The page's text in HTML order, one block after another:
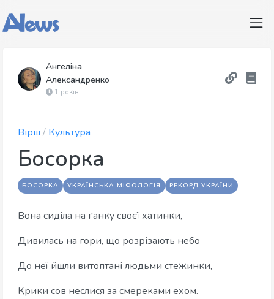
Ангеліна
Александренко
1 років
Вірш / Культура
Босорка
БОСОРКА УКРАЇНСЬКА МІФОЛОГІЯ РЕКОРД УКРАЇНИ
Вона сиділа на ґанку своєї хатинки,
Дивилась на гори, що розрізають небо
До неї йшли витоптані людьми стежинки,
Крики сов неслися за смереками ехом.